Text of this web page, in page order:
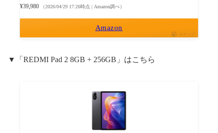
¥39,980
（2026/04/29 17:26時点 | Amazon調べ）
Amazon
ポチップ
▼「REDMI Pad 2 8GB + 256GB」はこちら